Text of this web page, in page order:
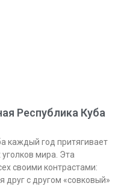
Республика Куба
каждый год притягивает
мира. Эта
своими контрастами:
друг с другом «совковый»